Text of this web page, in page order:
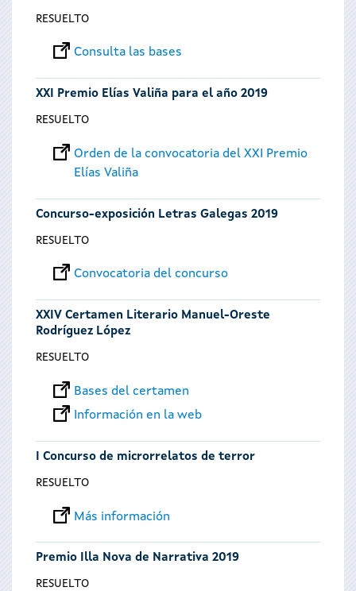
RESUELTO
Consulta las bases
XXI Premio Elías Valiña para el año 2019
RESUELTO
Orden de la convocatoria del XXI Premio
Elías Valiña
Concurso-exposición Letras Galegas 2019
RESUELTO
Convocatoria del concurso
XXIV Certamen Literario Manuel-Oreste
Rodríguez López
RESUELTO
Bases del certamen
Información en la web
I Concurso de microrrelatos de terror
RESUELTO
Más información
Premio Illa Nova de Narrativa 2019
RESUELTO